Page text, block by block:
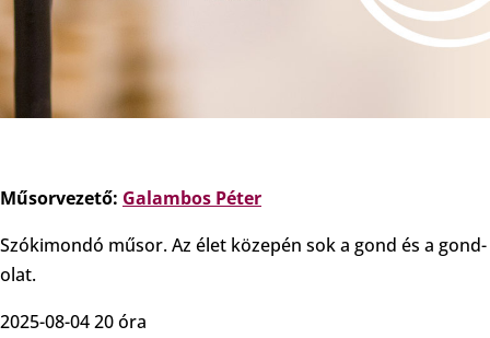
Műsorvezető: Galambos Péter
Szókimondó műsor. Az élet közepén sok a gond és a gond-
olat.
2025-08-04 20 óra